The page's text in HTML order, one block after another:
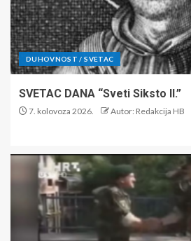
DUHOVNOST / SVETAC
SVETAC DANA “Sveti Siksto II.”
7. kolovoza 2026. Autor: Redakcija HB